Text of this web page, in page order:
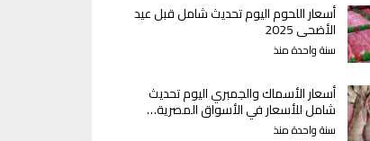
أسعار اللحوم اليوم تحديث شامل قبل عيد
الأضحى 2025
سنة واحدة منذ
أسعار الأسماك والجمبري اليوم تحديث
شامل للأسعار في الأسواق المصرية…
سنة واحدة منذ